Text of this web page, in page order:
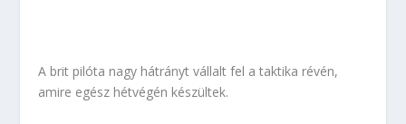
A brit pilóta nagy hátrányt vállalt fel a taktika révén,
amire egész hétvégén készültek.